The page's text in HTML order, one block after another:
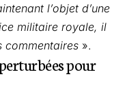
l’objet d’une
militaire royale, il
commentaires ».
pour